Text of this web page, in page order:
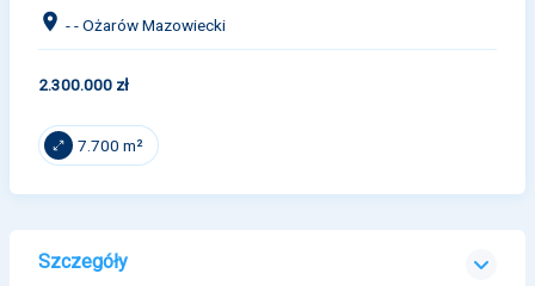
- - Ożarów Mazowiecki
2.300.000 zł
7.700 m²
Szczegóły